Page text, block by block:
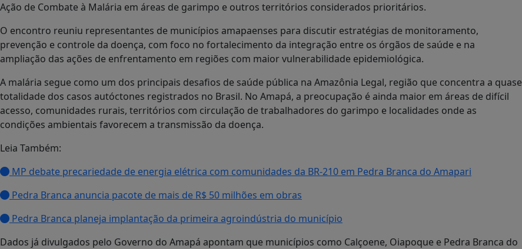
Ação de Combate à Malária em áreas de garimpo e outros territórios considerados prioritários.
O encontro reuniu representantes de municípios amapaenses para discutir estratégias de monitoramento,
prevenção e controle da doença, com foco no fortalecimento da integração entre os órgãos de saúde e na
ampliação das ações de enfrentamento em regiões com maior vulnerabilidade epidemiológica.
A malária segue como um dos principais desafios de saúde pública na Amazônia Legal, região que concentra a quase
totalidade dos casos autóctones registrados no Brasil. No Amapá, a preocupação é ainda maior em áreas de difícil
acesso, comunidades rurais, territórios com circulação de trabalhadores do garimpo e localidades onde as
condições ambientais favorecem a transmissão da doença.
Leia Também:
MP debate precariedade de energia elétrica com comunidades da BR-210 em Pedra Branca do Amapari
Pedra Branca anuncia pacote de mais de R$ 50 milhões em obras
Pedra Branca planeja implantação da primeira agroindústria do município
Dados já divulgados pelo Governo do Amapá apontam que municípios como Calçoene, Oiapoque e Pedra Branca do